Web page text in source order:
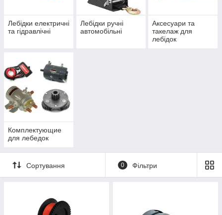
Лебідки електричні
та гідравлічні
Лебідки ручні
автомобільні
Аксесуари та
такелаж для
лебідок
Комплектующие
для лебедок
Сортування 0 Фільтри